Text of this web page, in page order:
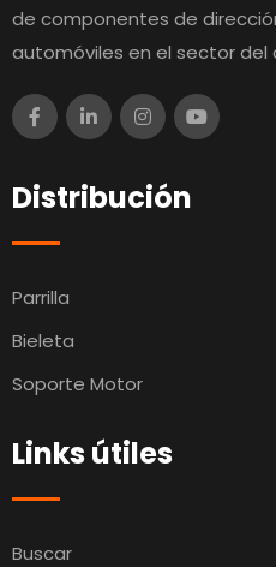
de componentes de
automóviles en el sector del
Distribución
Parrilla
Bieleta
Soporte Motor
Links útiles
Buscar